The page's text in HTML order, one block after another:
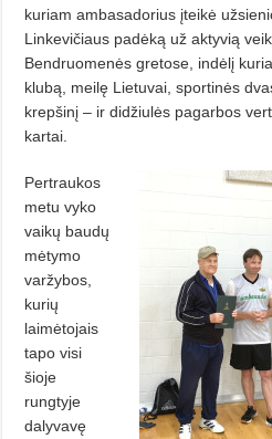
kuriam ambasadorius įteikė
Linkevičiaus padėką už aktyvią
Bendruomenės gretose, indėlį
klubą, meilę Lietuvai, sportinės
krepšinį – ir didžiulės pagarbos
kartai.
Pertraukos
metu vyko
vaikų baudų
mėtymo
varžybos,
kurių
laimėtojais
tapo visi
šioje
rungtyje
dalyvavę